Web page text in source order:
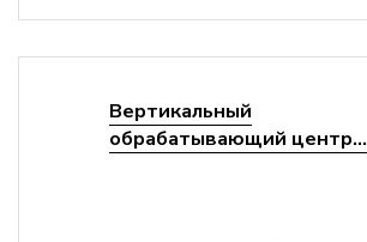
Вертикальный
обрабатывающий центр...